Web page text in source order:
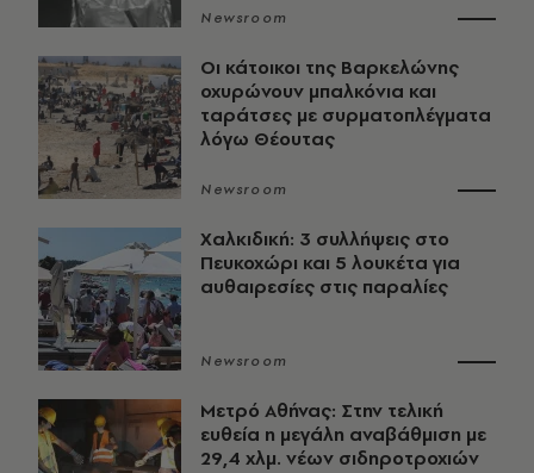
Newsroom
Οι κάτοικοι της Βαρκελώνης
οχυρώνουν μπαλκόνια και
ταράτσες με συρματοπλέγματα
λόγω Θέουτας
Newsroom
Χαλκιδική: 3 συλλήψεις στο
Πευκοχώρι και 5 λουκέτα για
αυθαιρεσίες στις παραλίες
Newsroom
Μετρό Αθήνας: Στην τελική
ευθεία η μεγάλη αναβάθμιση με
29,4 χλμ. νέων σιδηροτροχιών